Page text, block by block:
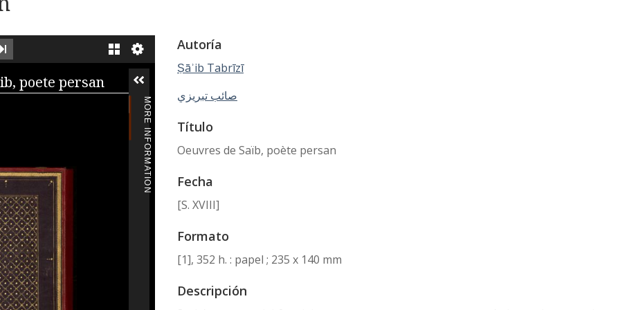
IMAGE GALLERY
poete persan
MORE INFORMATION
Autoría
Ṣāʾib Tabrīzī
صائب تبريزي
Título
Oeuvres de Saïb, poète persan
Fecha
[S. XVIII]
Formato
[1], 352 h. : papel ; 235 x 140 mm
Descripción